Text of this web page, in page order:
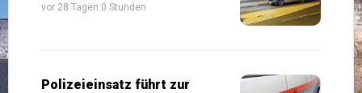
vor 28 Tagen 0 Stunden
Polizeieinsatz führt zur